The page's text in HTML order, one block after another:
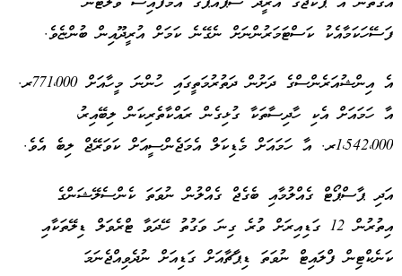
ފަސޭހަކަމާއެކު ކަސްޓަމަރުންނަށް ނެގޭނެ ކަމަށް އުރީދޫއިން ބުންޏެވެ.
އެ އިންޝުއަރެންސްގެ ދަށުން ދަތުރުމަތީގައި ހުންނަ މީހާއަށް 771،000ރ.
އާ ހަމައަށް އެކި ހާދިސާތަކާ ގުޅިގެން ރައްކާތެރިކަން ލިބޭއިރު،
1،542،000ރ. އާ ހަމައަށް މެޑިކަލް އެމަޖެންސީއަށް ކަވަރޭޖް ލިބެ އެވެ.
އަދި ޕާސްޕޯޓް ގެއްލުމާއި ބެގެޖް ގެއްލުން ނުވަތަ ކެންސެލޭޝަންގެ
އިތުރުން 12 ގަޑިއިރަށް ވުރެ ގިނަ ވަގުތު ހޭދަވާ ޓްރެވަލް ޑިލޭތަކާއި
ކަނެކްޓިން ފްލައިޓް ނުވަތަ ޑިޕާޗާއަށް ގަޑިއަށް ނުދެވިއްޖެނަމަ